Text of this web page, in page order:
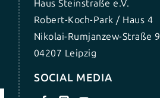
Haus Steinstraße e.V.
Robert-Koch-Park / Haus 4
Nikolai-Rumjanzew-Straße
04207 Leipzig
SOCIAL MEDIA